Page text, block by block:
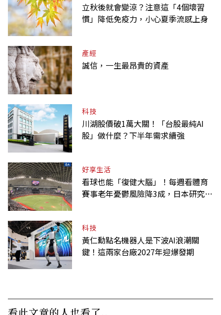
立秋後就會變涼？注意這「4個壞習
慣」降低免疫力，小心夏季流感上身
產經
誠信，一生最昂貴的資產
科技
川湖股價破1萬大關！「台股最純AI
股」做什麼？下半年需求續強
好享生活
看球也能「復健大腦」！每週看體育
賽事老年憂鬱風險降3成，日本研究：
科技
黃仁勳點名機器人是下波AI浪潮關
鍵！這兩家台廠2027年迎爆發期